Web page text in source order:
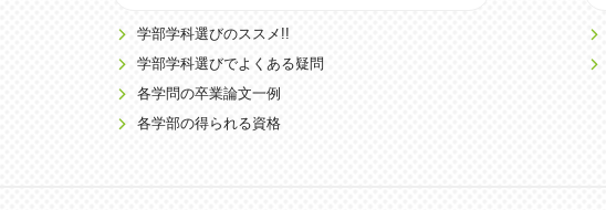
学部学科選びのススメ!!
学部学科選びでよくある疑問
各学問の卒業論文一例
各学部の得られる資格